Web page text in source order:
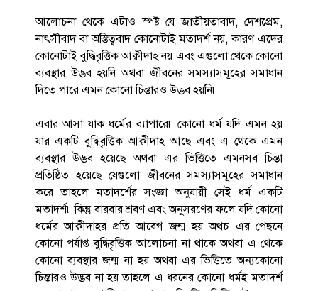
আলোচনা থেকে এটাও স্পষ্ট যে জাতীয়তাবাদ, দেশপ্রেম,
নাৎসীবাদ বা অস্তিত্ববাদ কোনোটাই মতাদর্শ নয়, কারণ এদের
কোনোটাই বুদ্ধিবৃত্তিক আক্বীদাহ নয় এবং এগুলো থেকে কোনো
ব্যবস্থার উদ্ভব হয়নি অথবা জীবনের সমস্যাসমূহের সমাধান
দিতে পারে এমন কোনো চিন্তারও উদ্ভব হয়নি৷
এবার আসা যাক ধর্মের ব্যাপারে৷ কোনো ধর্ম যদি এমন হয়
যার একটি বুদ্ধিবৃত্তিক আক্বীদাহ আছে এবং এ থেকে এমন
ব্যবস্থার উদ্ভব হয়েছে অথবা এর ভিত্তিতে এমনসব চিন্তা
প্রতিষ্ঠিত হয়েছে যেগুলো জীবনের সমস্যাসমূহের সমাধান
করে তাহলে মতাদর্শের সংজ্ঞা অনুযায়ী সেই ধর্ম একটি
মতাদর্শ৷ কিন্তু বারবার শ্রবণ এবং অনুসরণের ফলে যদি কোনো
ধর্মের আক্বীদাহর প্রতি আবেগ জন্ম হয় অথচ এর পেছনে
কোনো পর্যাপ্ত বুদ্ধিবৃত্তিক আলোচনা না থাকে অথবা এ থেকে
কোনো ব্যবস্থার জন্ম না হয় অথবা এর ভিত্তিতে অন্যকোনো
চিন্তারও উদ্ভব না হয় তাহলে এ ধরনের কোনো ধর্মই মতাদর্শ